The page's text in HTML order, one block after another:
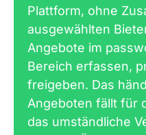
Plattform, ohne
ausgewählten
Angebote im
Bereich erfassen,
freigeben. Das
Angeboten fällt für
das umständliche